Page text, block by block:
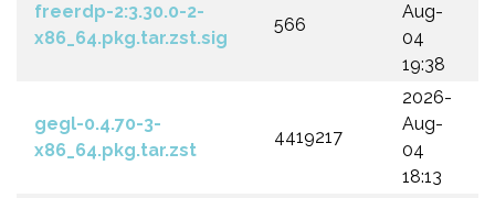
freerdp-2:3.30.0-2-
x86_64.pkg.tar.zst.sig
566
Aug-
04
19:38
gegl-0.4.70-3-
x86_64.pkg.tar.zst
4419217
2026-
Aug-
04
18:13